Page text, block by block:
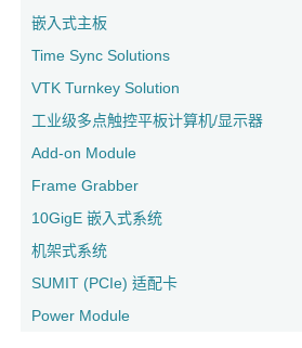
嵌入式主板
Time Sync Solutions
VTK Turnkey Solution
工业级多点触控平板计算机/显示器
Add-on Module
Frame Grabber
10GigE 嵌入式系统
机架式系统
SUMIT (PCIe) 适配卡
Power Module